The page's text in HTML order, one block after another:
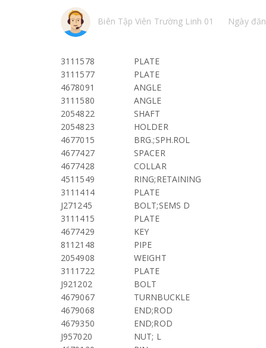
Biên Tập Viên Trường Linh 01 Ngày
3111578
PLATE
3111577
PLATE
4678091
ANGLE
3111580
ANGLE
2054822
SHAFT
2054823
HOLDER
4677015
BRG.;SPH.ROL
4677427
SPACER
4677428
COLLAR
4511549
RING;RETAINING
3111414
PLATE
J271245
BOLT;SEMS D
3111415
PLATE
4677429
KEY
8112148
PIPE
2054908
WEIGHT
3111722
PLATE
J921202
BOLT
4679067
TURNBUCKLE
4679068
END;ROD
4679350
END;ROD
J957020
NUT; L